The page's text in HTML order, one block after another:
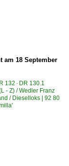
·HEG·
·MEBF·
am 18 September
132 · DR 130.1
- Z) / Wedler Franz
/ Dieselloks | 92 80